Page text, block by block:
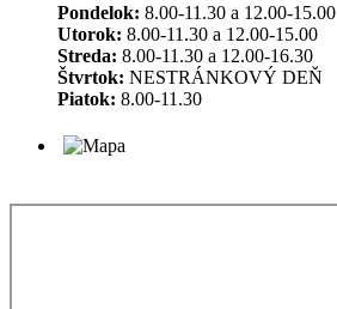
Pondelok: 8.00-11.30 a 12.00-15.00
Utorok: 8.00-11.30 a 12.00-15.00
Streda: 8.00-11.30 a 12.00-16.30
Štvrtok: NESTRÁNKOVÝ DEŇ
Piatok: 8.00-11.30